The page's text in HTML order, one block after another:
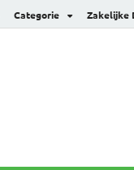
Categorie Zakelijke